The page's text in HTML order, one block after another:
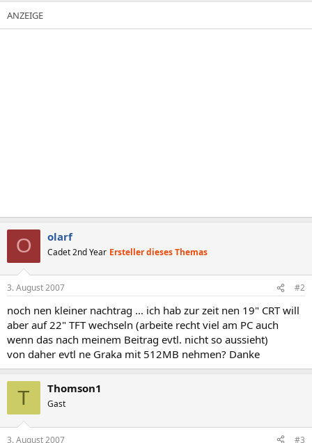
O olarf
Cadet 2nd Year Ersteller dieses Themas
3. August 2007 #2
noch nen kleiner nachtrag ... ich hab zur zeit nen 19" CRT will
aber auf 22" TFT wechseln (arbeite recht viel am PC auch
wenn das nach meinem Beitrag evtl. nicht so aussieht)
von daher evtl ne Graka mit 512MB nehmen? Danke
T Thomson1
Gast
3. August 2007 #3